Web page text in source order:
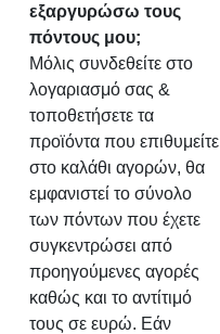
εξαργυρώσω τους
πόντους μου;
Μόλις συνδεθείτε στο
λογαριασμό σας &
τοποθετήσετε τα
προϊόντα που επιθυμείτε
στο καλάθι αγορών, θα
εμφανιστεί το σύνολο
των πόντων που έχετε
συγκεντρώσει από
προηγούμενες αγορές
καθώς και το αντίτιμό
τους σε ευρώ. Εάν